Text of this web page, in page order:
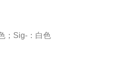
；Sig-：白色